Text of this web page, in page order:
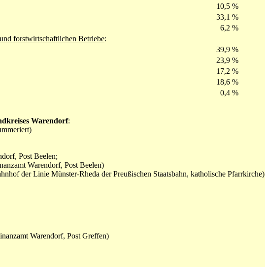
10,5 %
33,1 %
6,2 %
forstwirtschaftlichen Betriebe:
39,9 %
23,9 %
17,2 %
18,6 %
0,4 %
Warendorf:
Post Beelen;
Warendorf, Post Beelen)
der Linie Münster-Rheda der Preußischen Staatsbahn, katholische Pfarrkirche)
Warendorf, Post Greffen)